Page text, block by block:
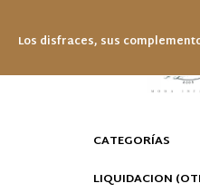
Los disfraces, sus
CATEGORÍAS
LIQUIDACION